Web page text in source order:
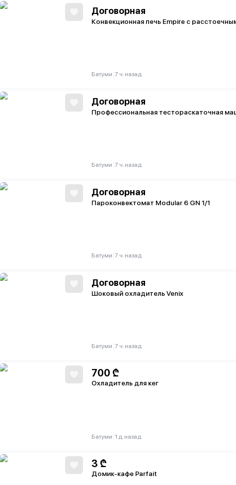
Договорная
Конвекционная печь Empire с
Батуми 7 ч. назад
Договорная
Профессиональная тестораскаточная
Батуми 7 ч. назад
Договорная
Пароконвектомат Modular 6 GN 1/1
Батуми 7 ч. назад
Договорная
Шоковый охладитель Venix
Батуми 7 ч. назад
700 ₾
Охладитель для кег
Батуми 1 д. назад
3 ₾
Домик-кафе Parfait